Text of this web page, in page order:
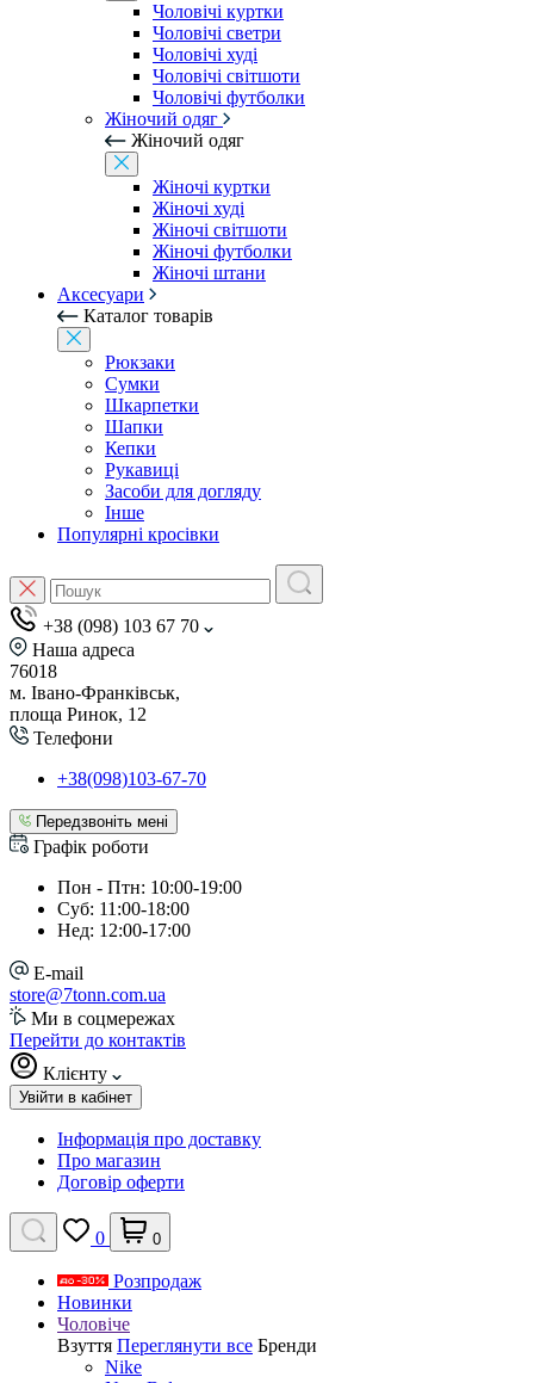
Чоловічі куртки
Чоловічі светри
Чоловічі худі
Чоловічі світшоти
Чоловічі футболки
Жіночий одяг
Жіночий одяг
Жіночі куртки
Жіночі худі
Жіночі світшоти
Жіночі футболки
Жіночі штани
Аксесуари
Каталог товарів
Рюкзаки
Сумки
Шкарпетки
Шапки
Кепки
Рукавиці
Засоби для догляду
Інше
Популярні кросівки
+38 (098) 103 67 70
Наша адреса
76018
м. Івано-Франківськ,
площа Ринок, 12
Телефони
+38(098)103-67-70
Передзвоніть мені
Графік роботи
Пон - Птн: 10:00-19:00
Суб: 11:00-18:00
Нед: 12:00-17:00
E-mail
store@7tonn.com.ua
Ми в соцмережах
Перейти до контактів
Клієнту
Увійти в кабінет
Інформація про доставку
Про магазин
Договір оферти
0 0
Розпродаж
Новинки
Чоловіче
Взуття Переглянути все Бренди
Nike